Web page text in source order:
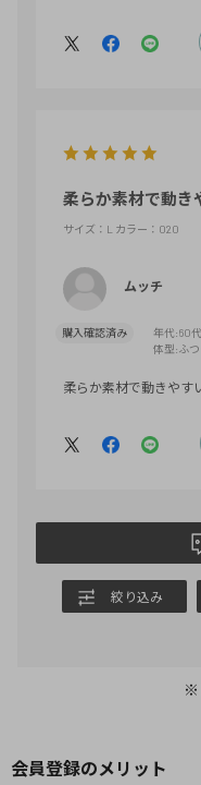
柔らか素材で動き
サイズ：L カラー：020
ムッチ
購入確認済み 年代:60代
体型:ふつ
柔らか素材で動きやす
絞り込み
※
会員登録のメリット